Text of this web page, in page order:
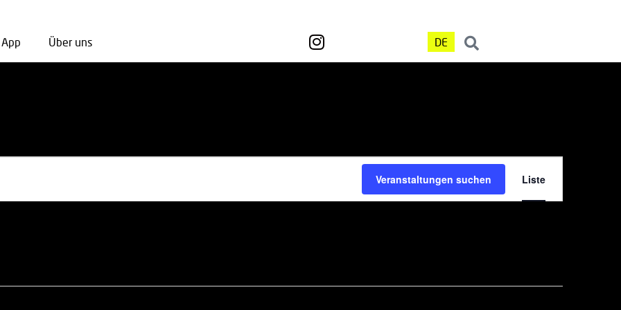
App Über uns DE
Veranstaltungen suchen Liste